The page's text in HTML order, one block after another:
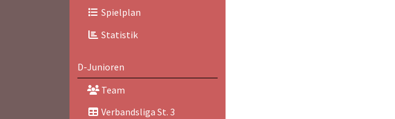
Spielplan
Statistik
D-Junioren
Team
Verbandsliga St. 3